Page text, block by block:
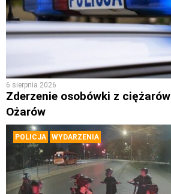
6 sierpnia 2026
Zderzenie osobówki z
Ożarów
POLICJA WYDARZENIA